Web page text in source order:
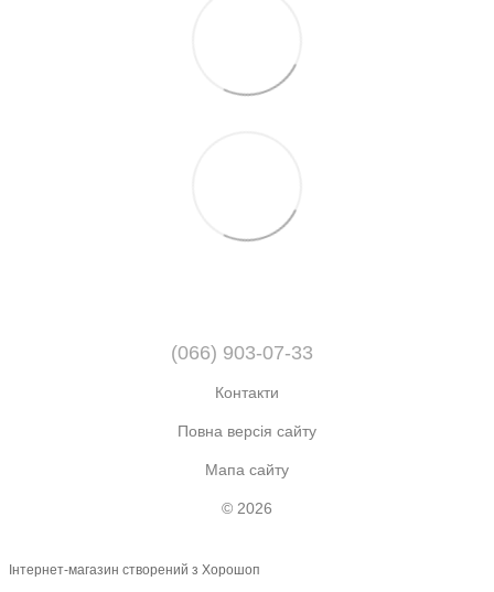
(066) 903-07-33
Контакти
Повна версія сайту
Мапа сайту
© 2026
Інтернет-магазин створений з Хорошоп